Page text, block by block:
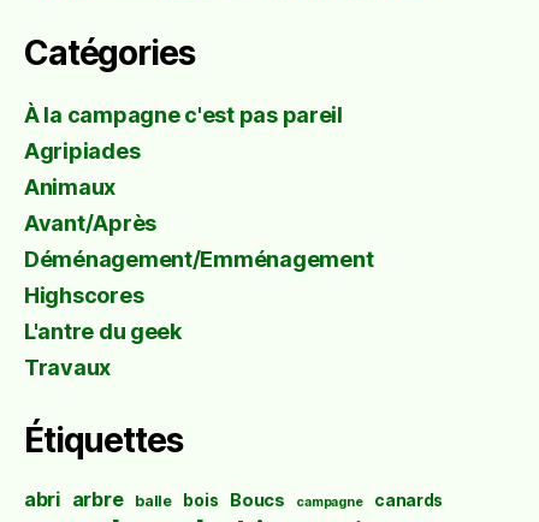
Catégories
À la campagne c'est pas pareil
Agripiades
Animaux
Avant/Après
Déménagement/Emménagement
Highscores
L'antre du geek
Travaux
Étiquettes
abri arbre balle bois Boucs campagne canards